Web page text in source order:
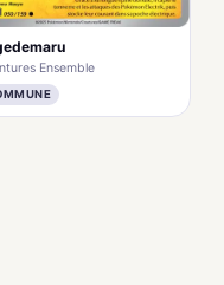
Ensemble